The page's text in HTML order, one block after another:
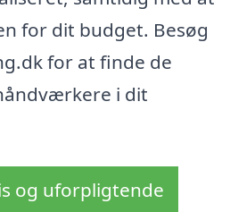
for dit budget. Besøg
for at finde de
i dit
og uforpligtende